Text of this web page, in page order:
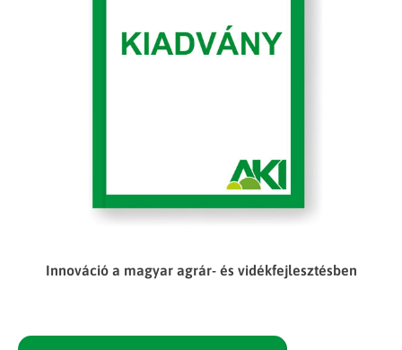
Innováció a magyar agrár- és vidékfejlesztésben